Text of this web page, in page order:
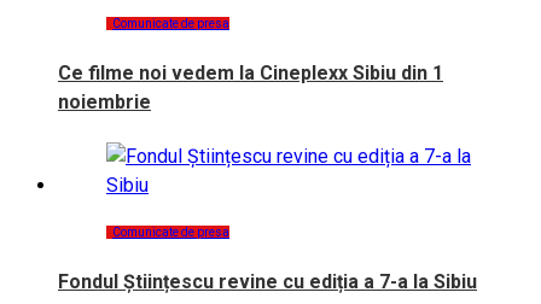
Comunicate de presa
Ce filme noi vedem la Cineplexx Sibiu din 1
noiembrie
Comunicate de presa
Fondul Științescu revine cu ediția a 7-a la Sibiu